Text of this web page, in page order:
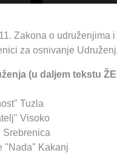
Zakona o
za osnivanje
(u daljem tekstu
Tuzla
Visoko
Srebrenica
"Nada" Kakanj